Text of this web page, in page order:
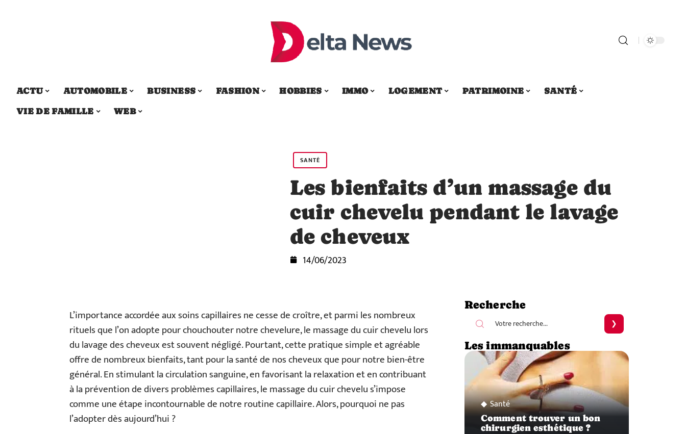
ACTU AUTOMOBILE BUSINESS FASHION HOBBIES IMMO LOGEMENT PATRIMOINE
SANTÉ
VIE DE FAMILLE
WEB
SANTÉ
Les bienfaits d’un massage du
cuir chevelu pendant le lavage
de cheveux
14/06/2023
L’importance accordée aux soins capillaires ne cesse de croître, et parmi les nombreux
rituels que l’on adopte pour chouchouter notre chevelure, le massage du cuir chevelu lors
du lavage des cheveux est souvent négligé. Pourtant, cette pratique simple et agréable
offre de nombreux bienfaits, tant pour la santé de nos cheveux que pour notre bien-être
général. En stimulant la circulation sanguine, en favorisant la relaxation et en contribuant
à la prévention de divers problèmes capillaires, le massage du cuir chevelu s’impose
comme une étape incontournable de notre routine capillaire. Alors, pourquoi ne pas
l’adopter dès aujourd’hui ?
Recherche
Les immanquables
Santé
Comment trouver un bon
chirurgien esthétique ?